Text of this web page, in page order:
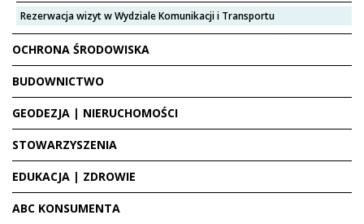
Rezerwacja wizyt w Wydziale Komunikacji i Transportu
OCHRONA ŚRODOWISKA
BUDOWNICTWO
GEODEZJA | NIERUCHOMOŚCI
STOWARZYSZENIA
EDUKACJA | ZDROWIE
ABC KONSUMENTA